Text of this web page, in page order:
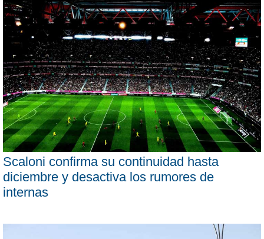
Scaloni confirma su continuidad hasta
diciembre y desactiva los rumores de
internas